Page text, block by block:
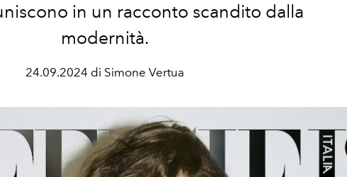
in un racconto scandito dalla
modernità.
24.09.2024 di Simone Vertua